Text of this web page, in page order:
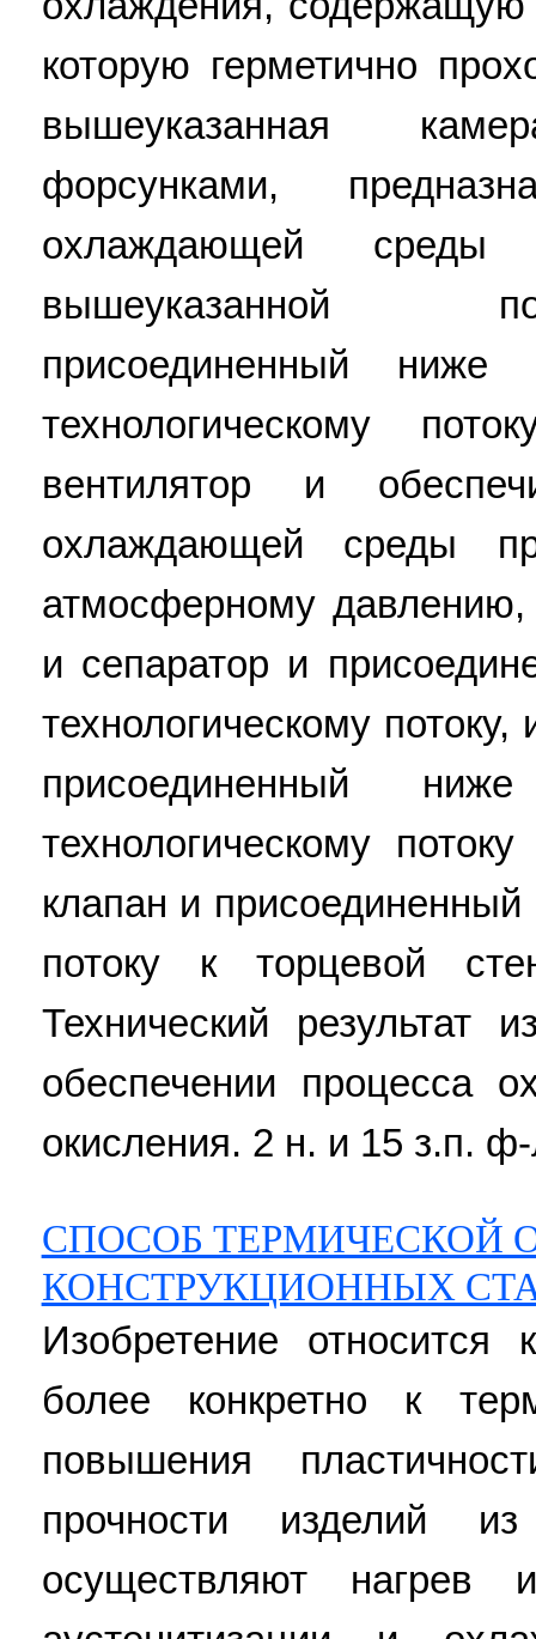
которую герметично
вышеуказанная
форсунками,
охлаждающей
вышеуказанной
присоединенный
технологическому
вентилятор и
охлаждающей среды
атмосферному
и сепаратор и
технологическому
присоединенный
технологическому
клапан и
потоку к торцевой
Технический результат
обеспечении процесса
окисления. 2 н. и 15 з.п.
СПОСОБ ТЕРМИЧЕСКОЙ
КОНСТРУКЦИОННЫХ
Изобретение относится
более конкретно к
повышения
прочности изделий из
осуществляют нагрев